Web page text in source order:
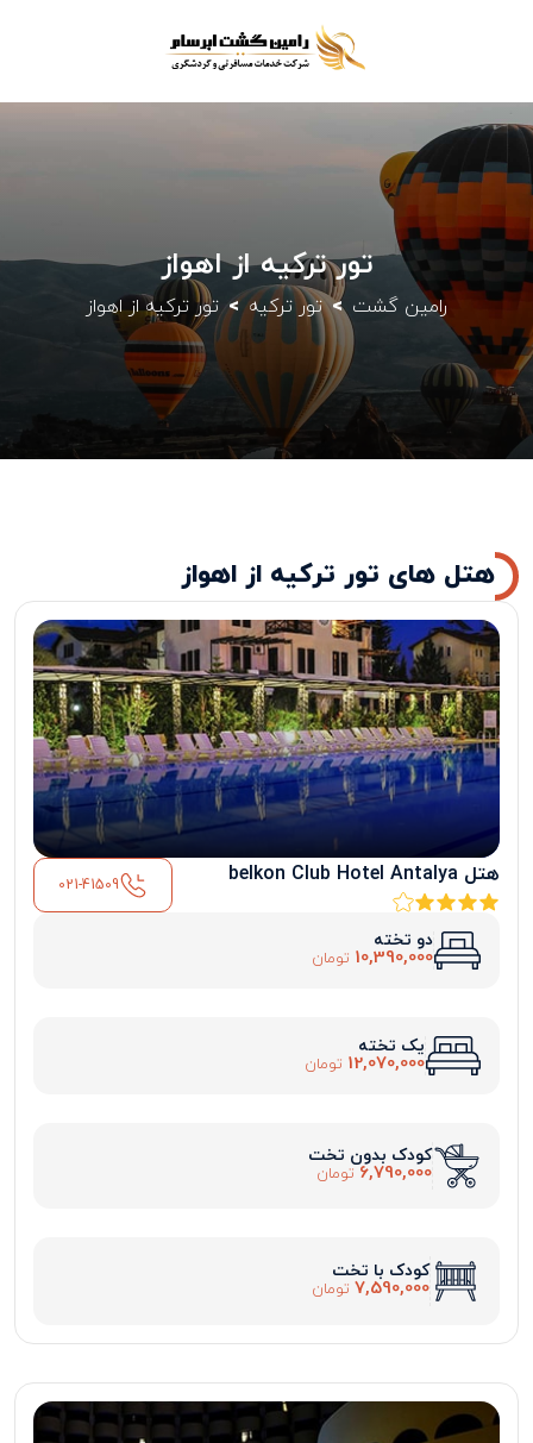
تور ترکیه از اهواز
رامین گشت تور ترکیه تور ترکیه از اهواز
هتل های تور ترکیه از اهواز
هتل belkon Club Hotel Antalya 021-41509
دو تخته
10,390,000 تومان
یک تخته
12,070,000 تومان
کودک بدون تخت
6,790,000 تومان
کودک با تخت
7,590,000 تومان